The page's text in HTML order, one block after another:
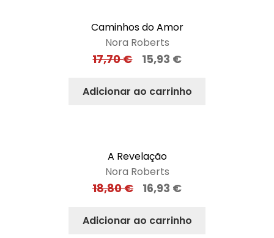
Caminhos do Amor
Nora Roberts
17,70€ 15,93 €
Adicionar ao carrinho
A Revelação
Nora Roberts
18,80€ 16,93 €
Adicionar ao carrinho